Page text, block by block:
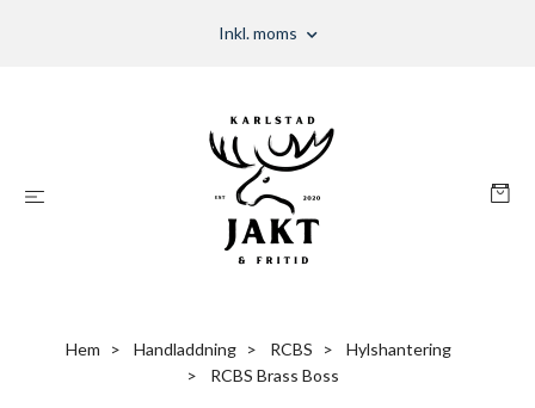
Inkl. moms
Hem Handladdning RCBS
Hylshantering
RCBS Brass Boss